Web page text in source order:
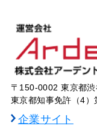
〒150-0002 東京都
東京都知事免許（4
企業サイト